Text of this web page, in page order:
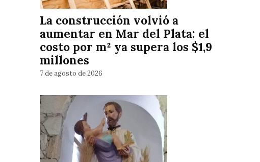
La construcción volvió a
aumentar en Mar del Plata: el
costo por m² ya supera los $1,9
millones
7 de agosto de 2026